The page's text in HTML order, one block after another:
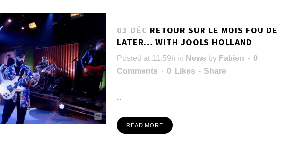
03 DÉC RETOUR SUR LE MOIS FOU DE
LATER… WITH JOOLS HOLLAND
Posted at 11:59h in News by Fabien
0
Comments
0 Likes Share
...
READ MORE